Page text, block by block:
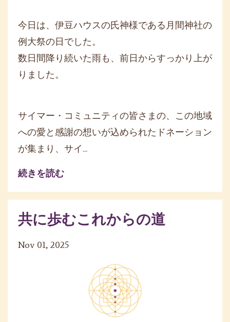
今日は、伊豆ハウスの氏神様である月間神社の
例大祭の日でした。
数日間降り続いた雨も、前日からすっかり上が
りました。
サイマー・コミュニティの皆さまの、この地域
への愛と感謝の想いが込められたドネーション
が集まり、サイ...
続きを読む
共に歩むこれからの道
Nov 01, 2025